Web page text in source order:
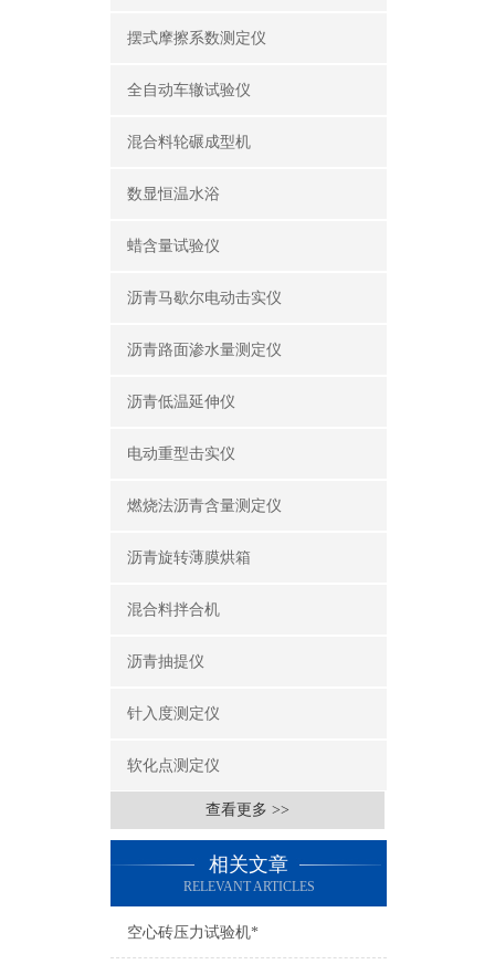
摆式摩擦系数测定仪
全自动车辙试验仪
混合料轮碾成型机
数显恒温水浴
蜡含量试验仪
沥青马歇尔电动击实仪
沥青路面渗水量测定仪
沥青低温延伸仪
电动重型击实仪
燃烧法沥青含量测定仪
沥青旋转薄膜烘箱
混合料拌合机
沥青抽提仪
针入度测定仪
软化点测定仪
查看更多 >>
相关文章
RELEVANT ARTICLES
空心砖压力试验机*